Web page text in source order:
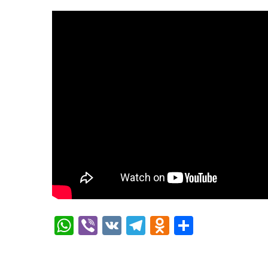
WhatsApp
Viber
VK Telegram